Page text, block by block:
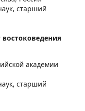
старший
востоковедения
академии
старший